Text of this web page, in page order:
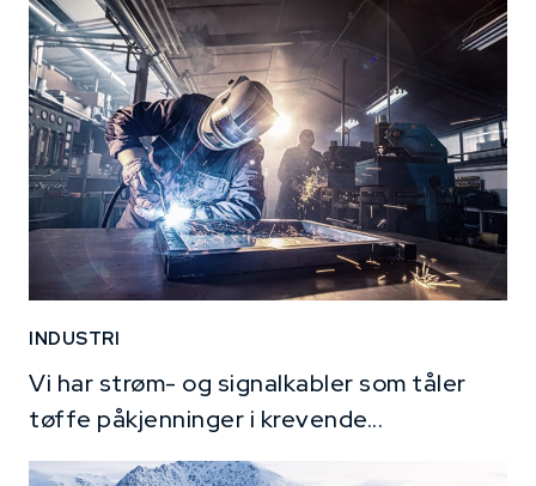
INDUSTRI
Vi har strøm- og signalkabler som tåler
tøffe påkjenninger i krevende...